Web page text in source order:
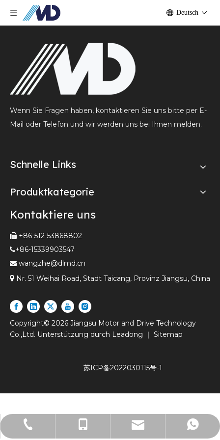
Deutsch
Wenn Sie Fragen haben, kontaktieren Sie uns bitte per E-
Mail oder Telefon und wir werden uns bei Ihnen melden.
Schnelle Links
Produktkategorie
+86-512-53980061
+86-15026701859
Kontaktiere uns
 +86-512-53868802
+86-15339903547
 wangzhe@dlmd.cn
 Nr. 51 Weihai Road, Stadt Taicang, Provinz Jiangsu, China
Copyright© 2026 Jiangsu Motor and Drive Technology
Co.,Ltd. Unterstützung durch Leadong ｜ Sitemap
苏ICP备2022030115号-1